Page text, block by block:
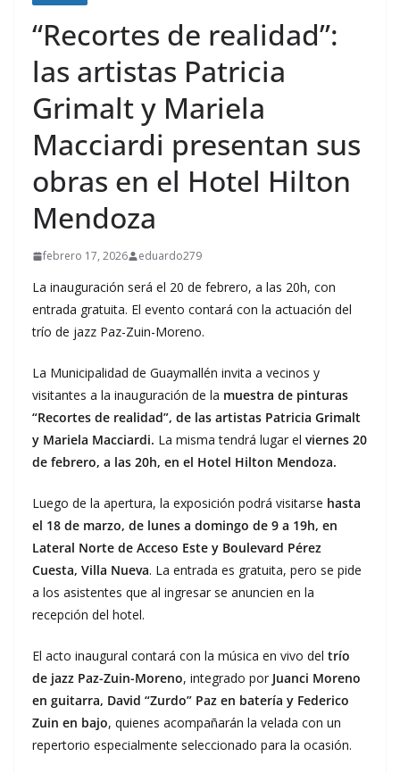
“Recortes de realidad”:
las artistas Patricia
Grimalt y Mariela
Macciardi presentan sus
obras en el Hotel Hilton
Mendoza
febrero 17, 2026 eduardo279
La inauguración será el 20 de febrero, a las 20h, con
entrada gratuita. El evento contará con la actuación del
trío de jazz Paz-Zuin-Moreno.
La Municipalidad de Guaymallén invita a vecinos y
visitantes a la inauguración de la muestra de pinturas
“Recortes de realidad”, de las artistas Patricia Grimalt
y Mariela Macciardi. La misma tendrá lugar el viernes 20
de febrero, a las 20h, en el Hotel Hilton Mendoza.
Luego de la apertura, la exposición podrá visitarse hasta
el 18 de marzo, de lunes a domingo de 9 a 19h, en
Lateral Norte de Acceso Este y Boulevard Pérez
Cuesta, Villa Nueva. La entrada es gratuita, pero se pide
a los asistentes que al ingresar se anuncien en la
recepción del hotel.
El acto inaugural contará con la música en vivo del trío
de jazz Paz-Zuin-Moreno, integrado por Juanci Moreno
en guitarra, David “Zurdo” Paz en batería y Federico
Zuin en bajo, quienes acompañarán la velada con un
repertorio especialmente seleccionado para la ocasión.